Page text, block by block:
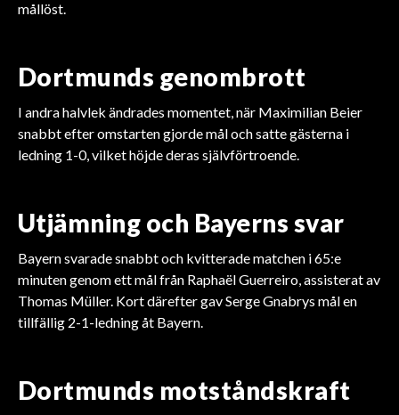
mållöst.
Dortmunds genombrott
I andra halvlek ändrades momentet, när Maximilian Beier
snabbt efter omstarten gjorde mål och satte gästerna i
ledning 1-0, vilket höjde deras självförtroende.
Utjämning och Bayerns svar
Bayern svarade snabbt och kvitterade matchen i 65:e
minuten genom ett mål från Raphaël Guerreiro, assisterat av
Thomas Müller. Kort därefter gav Serge Gnabrys mål en
tillfällig 2-1-ledning åt Bayern.
Dortmunds motståndskraft